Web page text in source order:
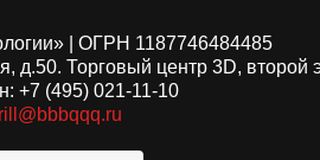
| ОГРН 1187746484485
д.50. Торговый центр 3D, второй
+7 (495) 021-11-10